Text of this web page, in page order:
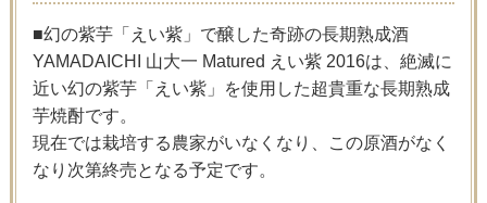
■幻の紫芋「えい紫」で醸した奇跡の長期熟成酒
YAMADAICHI 山大一 Matured えい紫 2016は、絶滅に
近い幻の紫芋「えい紫」を使用した超貴重な長期熟成
芋焼酎です。
現在では栽培する農家がいなくなり、この原酒がなく
なり次第終売となる予定です。